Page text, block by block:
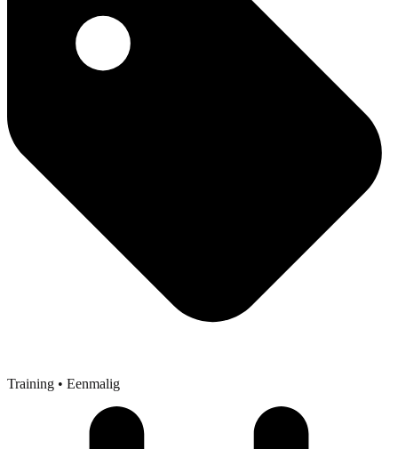
Training • Eenmalig